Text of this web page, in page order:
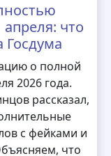
что
Госдума
о полной
2026 года.
рассказал,
с фейками и
что